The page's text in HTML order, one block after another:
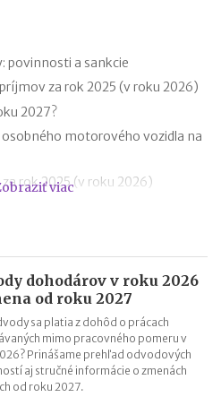
povinnosti a sankcie
za rok 2025 (v roku 2026)
2027?
motorového vozidla na
rok 2025 (v roku 2026)
od 1.1.2026
z príjmu trénerov od 1.1.2026
viac
dohodárov v roku 2026
od roku 2027
sa platia z dohôd o prácach
mimo pracovného pomeru v
Prinášame prehľad odvodových
aj stručné informácie o zmenách
od roku 2027.